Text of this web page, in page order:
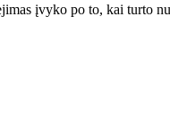
įvyko po to, kai turto